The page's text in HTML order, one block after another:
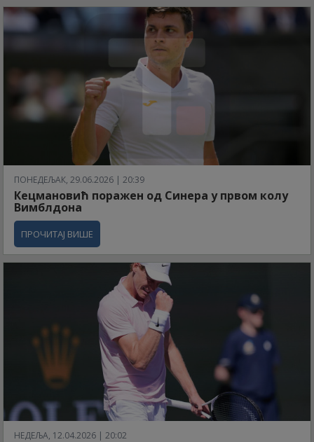
ПОНЕДЕЉАК, 29.06.2026 | 20:39
Кецмановић поражен од Синера у првом колу
Вимблдона
ПРОЧИТАЈ ВИШЕ
НЕДЕЉА, 12.04.2026 | 20:02